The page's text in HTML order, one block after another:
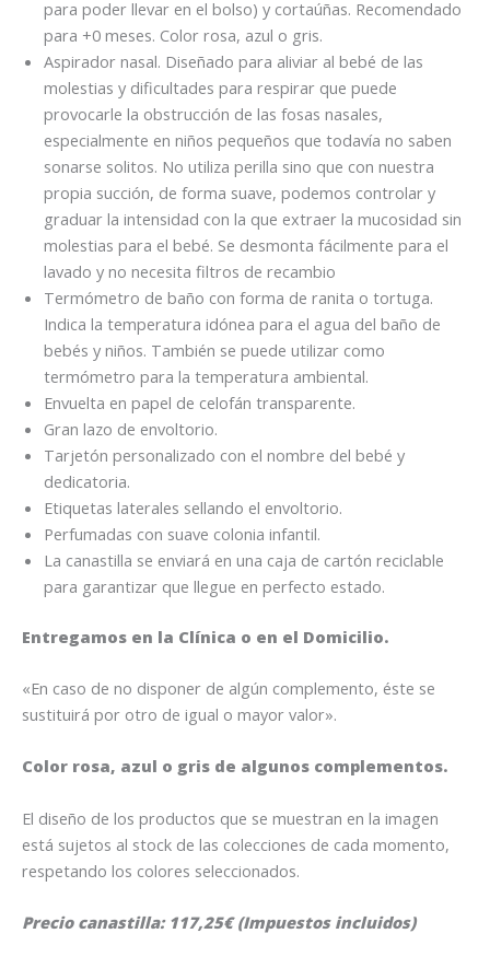
para poder llevar en el bolso) y cortaúñas. Recomendado
para +0 meses. Color rosa, azul o gris.
Aspirador nasal. Diseñado para aliviar al bebé de las
molestias y dificultades para respirar que puede
provocarle la obstrucción de las fosas nasales,
especialmente en niños pequeños que todavía no saben
sonarse solitos. No utiliza perilla sino que con nuestra
propia succión, de forma suave, podemos controlar y
graduar la intensidad con la que extraer la mucosidad sin
molestias para el bebé. Se desmonta fácilmente para el
lavado y no necesita filtros de recambio
Termómetro de baño con forma de ranita o tortuga.
Indica la temperatura idónea para el agua del baño de
bebés y niños. También se puede utilizar como
termómetro para la temperatura ambiental.
Envuelta en papel de celofán transparente.
Gran lazo de envoltorio.
Tarjetón personalizado con el nombre del bebé y
dedicatoria.
Etiquetas laterales sellando el envoltorio.
Perfumadas con suave colonia infantil.
La canastilla se enviará en una caja de cartón reciclable
para garantizar que llegue en perfecto estado.
Entregamos en la Clínica o en el Domicilio.
«En caso de no disponer de algún complemento, éste se
sustituirá por otro de igual o mayor valor».
Color rosa, azul o gris de algunos complementos.
El diseño de los productos que se muestran en la imagen
está sujetos al stock de las colecciones de cada momento,
respetando los colores seleccionados.
Precio canastilla: 117,25€ (Impuestos incluidos)